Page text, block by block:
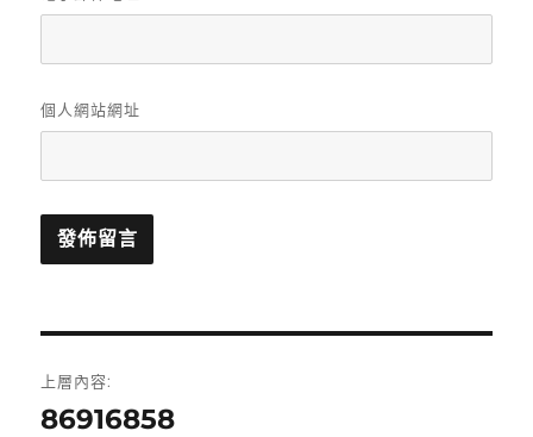
個人網站網址
章
上層內容:
86916858